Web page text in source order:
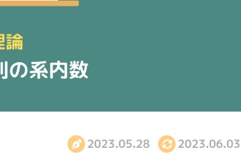
2023.05.28 2023.06.03